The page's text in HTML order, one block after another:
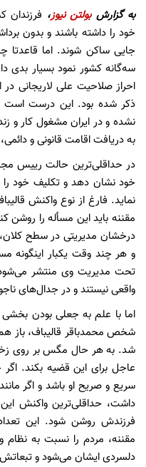
به گزارشبولتن نیوز، فرزندان
خود را داشته باشند و بدون
جایی ساکن شوند. اما قاعدتا
سه‌گانه کشور نمود بسیار بدی
احراز صلاحیت علی لاریجانی
ذکر شده بود. این درست است
نشده و در ایران مشغول کار و
به دریافت اقامت قانونی و
در حداقلی‌ترین حالت رییس
خود نشان دهد و تکلیف خود را
نماید. فارغ از نوع واکنش
مقننه باید این مسأله را روشن
درخشان مدیریتی در سطح کلان،
و هر چند وقت یکبار اینگونه
تحت مدیریت وی منتشر
واقعی نیستند و در جدال‌های
اما با علم به جعلی بودن بخشی
شخص محمدباقر قالیباف، باز
شد. به هر حال مگس بر روی
عاجل برای این قضیه بکند.
سریع و صریح او باشد و اگر
داشت، حداقلی‌ترین واکنش
فرزندش روشن شود. این
مقننه، مردم را نسبت به
دلسردی ایشان می‌شود و تبعاتش